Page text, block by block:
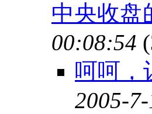
中央收盘
00:08:54
呵呵，
2005-